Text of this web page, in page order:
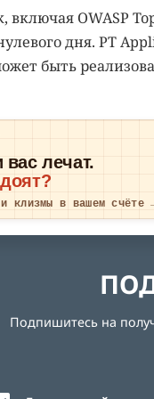
включая OWASP
дня. PT
быть
вас лечат.
клизмы в вашем счёте
Подпишитесь на